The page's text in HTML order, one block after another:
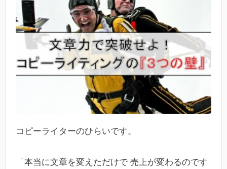
コピーライターのひらいです。
「本当に文章を変えただけで 売上が変わるのです